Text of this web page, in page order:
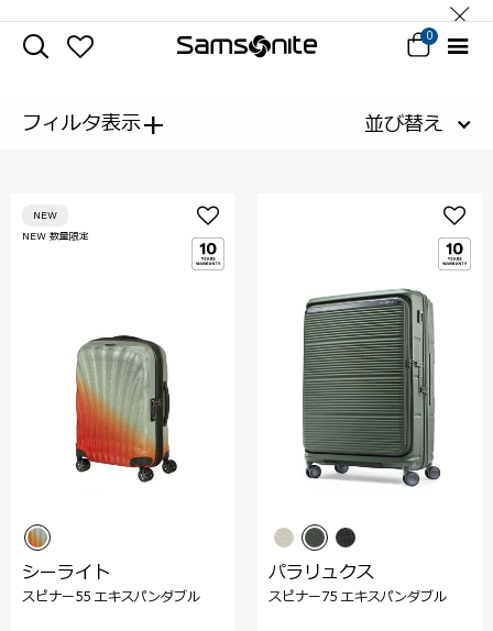
0
フィルタ表示+ 並び替え
NEW 数量限定
NEW
シーライト
スピナー55 エキスパンダブル
パラリュクス
スピナー75 エキスパンダブル